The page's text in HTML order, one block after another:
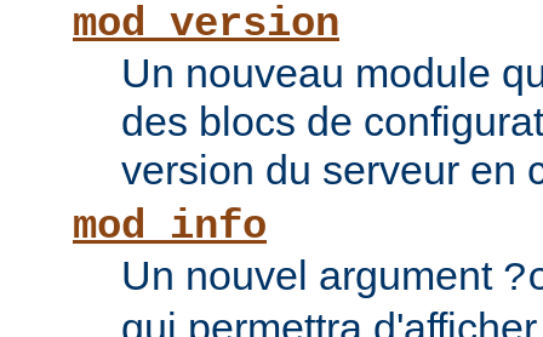
mod_version
Un nouveau module
des blocs de
version du serveur en
mod_info
Un nouvel argument
qui permettra